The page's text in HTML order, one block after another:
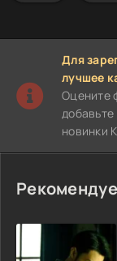
Для
лучшее
Оцените
новинки